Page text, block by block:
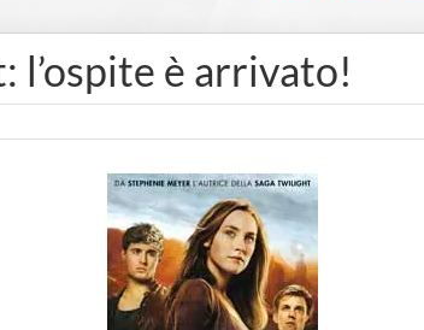
l’ospite è arrivato!